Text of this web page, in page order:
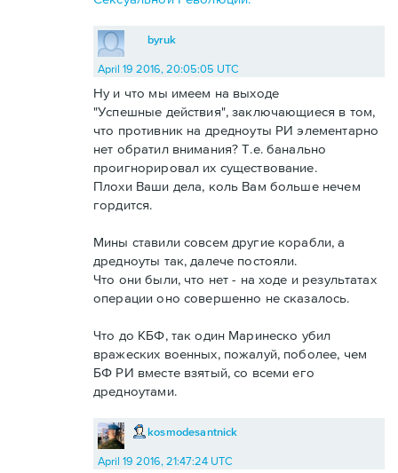
byruk
April 19 2016, 20:05:05 UTC
Ну и что мы имеем на выходе
"Успешные действия", заключающиеся в том,
что противник на дредноуты РИ элементарно
нет обратил внимания? Т.е. банально
проигнорировал их существование.
Плохи Ваши дела, коль Вам больше нечем
гордится.
Мины ставили совсем другие корабли, а
дредноуты так, далече постояли.
Что они были, что нет - на ходе и результатах
операции оно совершенно не сказалось.
Что до КБФ, так один Маринеско убил
вражеских военных, пожалуй, поболее, чем
БФ РИ вместе взятый, со всеми его
дредноутами.
kosmodesantnick
April 19 2016, 21:47:24 UTC